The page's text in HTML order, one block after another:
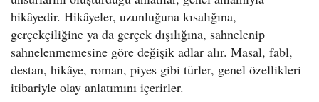
hikâyedir. Hikâyeler, uzunluğuna kısalığına,
gerçekçiliğine ya da gerçek dışılığına, sahnelenip
sahnelenmemesine göre değişik adlar alır. Masal, fabl,
destan, hikâye, roman, piyes gibi türler, genel özellikleri
itibariyle olay anlatımını içerirler.